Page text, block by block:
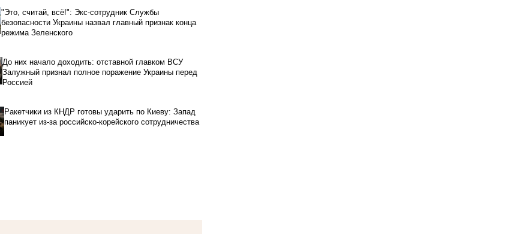
"Это, считай, всё!": Экс-сотрудник Службы
безопасности Украины назвал главный признак конца
режима Зеленского
До них начало доходить: отставной главком ВСУ
Залужный признал полное поражение Украины перед
Россией
Ракетчики из КНДР готовы ударить по Киеву: Запад
паникует из-за российско-корейского сотрудничества